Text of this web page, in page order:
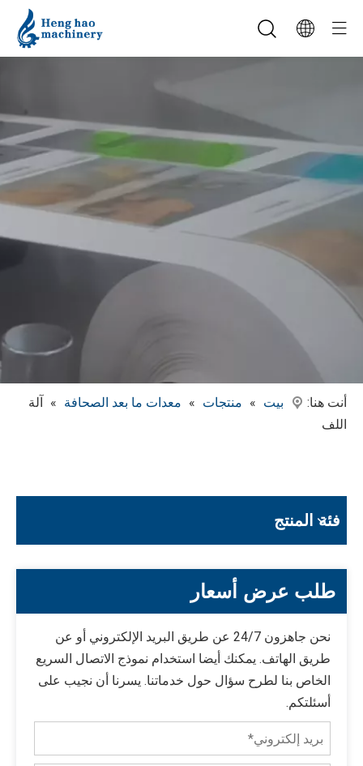
أنت هنا: بيت » منتجات » معدات ما بعد الصحافة » آلة
اللف
فئة المنتج
طلب عرض أسعار
نحن جاهزون 24/7 عن طريق البريد الإلكتروني أو عن
طريق الهاتف. يمكنك أيضا استخدام نموذج الاتصال السريع
الخاص بنا لطرح سؤال حول خدماتنا. يسرنا أن نجيب على
أسئلتكم.